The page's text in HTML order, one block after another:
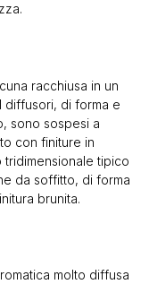
racchiusa in un
diffusori, di forma e
sono sospesi a
con finiture in
tipico
da soffitto, di forma
brunita.
molto diffusa